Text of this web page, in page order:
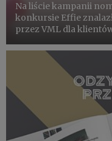
Na liście kampanii
konkursie Effie
przez VML dla